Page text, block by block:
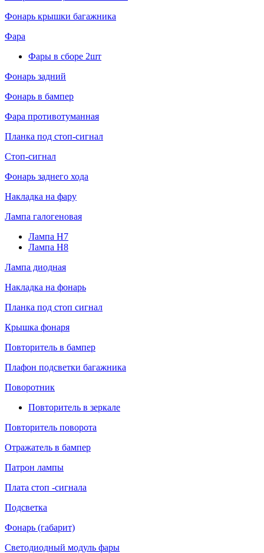
Фонарь крышки багажника
Фара
Фары в сборе 2шт
Фонарь задний
Фонарь в бампер
Фара противотуманная
Планка под стоп-сигнал
Стоп-сигнал
Фонарь заднего хода
Накладка на фару
Лампа галогеновая
Лампа H7
Лампа H8
Лампа диодная
Накладка на фонарь
Планка под стоп сигнал
Крышка фонаря
Повторитель в бампер
Плафон подсветки багажника
Поворотник
Повторитель в зеркале
Повторитель поворота
Отражатель в бампер
Патрон лампы
Плата стоп -сигнала
Подсветка
Фонарь (габарит)
Светодиодный модуль фары